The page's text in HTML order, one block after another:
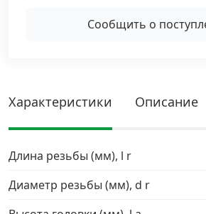
Хомуты и шуруп-шпильки
Сообщить о
Характеристики Описание
Длина резьбы (мм), l r
Диаметр резьбы (мм), d r